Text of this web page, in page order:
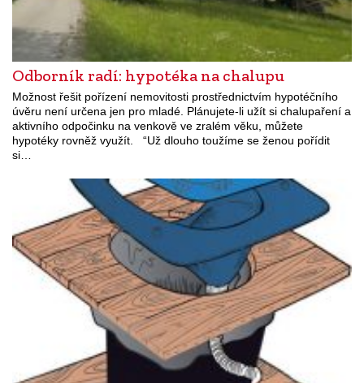
Odborník radí: hypotéka na chalupu
Možnost řešit pořízení nemovitosti prostřednictvím hypotéčního
úvěru není určena jen pro mladé. Plánujete-li užít si chalupaření a
aktivního odpočinku na venkově ve zralém věku, můžete
hypotéky rovněž využít. “Už dlouho toužíme se ženou pořídit
si…